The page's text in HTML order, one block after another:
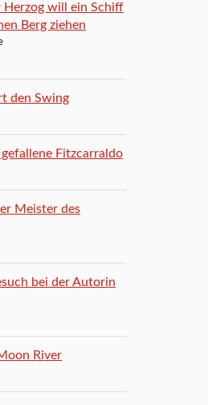
Herzog will ein Schiff
Berg ziehen
den Swing
gefallene Fitzcarraldo
Meister des
bei der Autorin
River